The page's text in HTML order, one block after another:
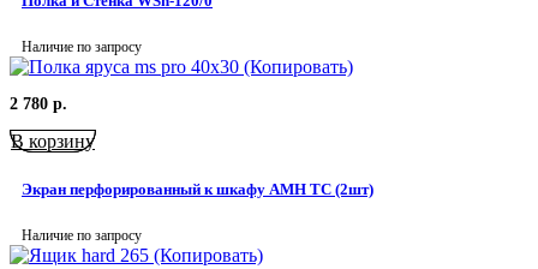
Наличие по запросу
2 780 р.
В корзину
Экран перфорированный к шкафу AMH TC (2шт)
Наличие по запросу